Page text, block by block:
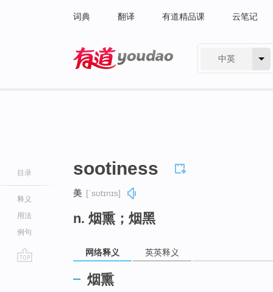
词典 翻译 有道精品课 云笔记
中英
目录
释义
用法
例句
sootiness
美 [ˈsʊtɪnɪs]
n. 烟熏；烟黑
网络释义 英英释义
烟熏